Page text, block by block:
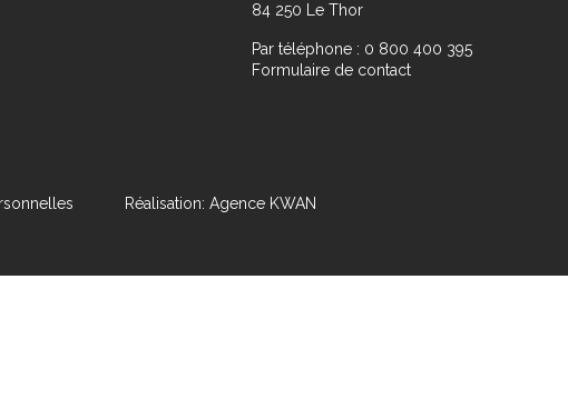
84 250 Le Thor
Par téléphone : 0 800 400 395
Formulaire de contact
Réalisation: Agence KWAN